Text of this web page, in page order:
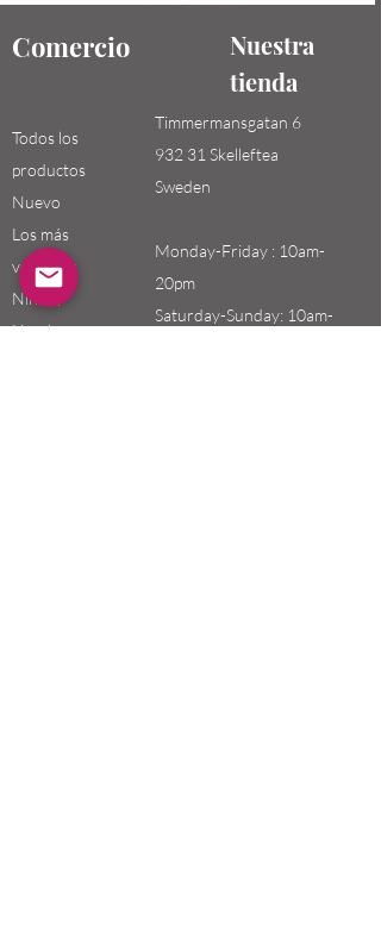
Comercio
Nuestra
tienda
Todos los
productos
Nuevo
Los más
vendidos
Niños /
Hombres
Timmermansgatan 6
932 31 Skelleftea
Sweden
Monday-Friday : 10am-
20pm
Saturday-Sunday: 10am-